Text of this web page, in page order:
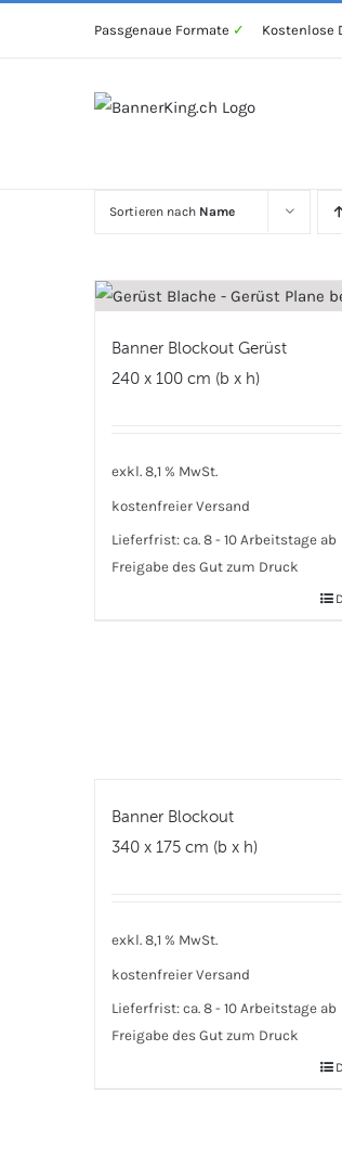
Passgenaue Formate ✓ Kostenlose
Sortieren nach Name
Banner Blockout Gerüst
240 x 100 cm (b x h)
exkl. 8,1 % MwSt.
kostenfreier Versand
Lieferfrist: ca. 8 - 10 Arbeitstage ab
Freigabe des Gut zum Druck
Banner Blockout
340 x 175 cm (b x h)
exkl. 8,1 % MwSt.
kostenfreier Versand
Lieferfrist: ca. 8 - 10 Arbeitstage ab
Freigabe des Gut zum Druck